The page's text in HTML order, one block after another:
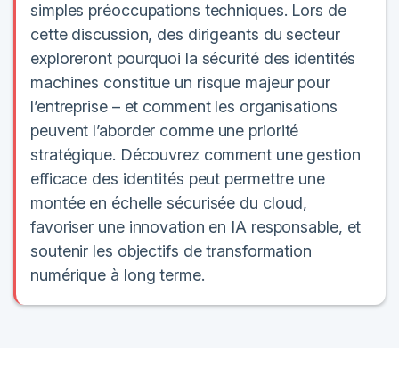
simples préoccupations techniques. Lors de
cette discussion, des dirigeants du secteur
exploreront pourquoi la sécurité des identités
machines constitue un risque majeur pour
l’entreprise – et comment les organisations
peuvent l’aborder comme une priorité
stratégique. Découvrez comment une gestion
efficace des identités peut permettre une
montée en échelle sécurisée du cloud,
favoriser une innovation en IA responsable, et
soutenir les objectifs de transformation
numérique à long terme.